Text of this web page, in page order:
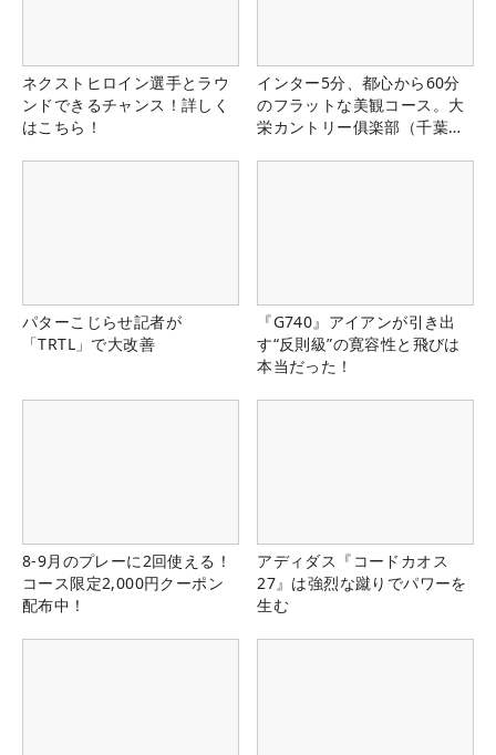
ネクストヒロイン選手とラウ
ンドできるチャンス！詳しく
はこちら！
インター5分、都心から60分
のフラットな美観コース。大
栄カントリー俱楽部（千葉
パターこじらせ記者が
「TRTL」で大改善
『G740』アイアンが引き出
す“反則級”の寛容性と飛びは
本当だった！
8-9月のプレーに2回使える！
コース限定2,000円クーポン
配布中！
アディダス『コードカオス
27』は強烈な蹴りでパワーを
生む